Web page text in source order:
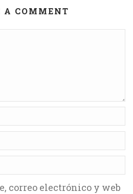
A COMMENT
correo electrónico y web